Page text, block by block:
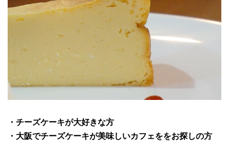
・チーズケーキが大好きな方
・大阪でチーズケーキが美味しいカフェををお探しの方